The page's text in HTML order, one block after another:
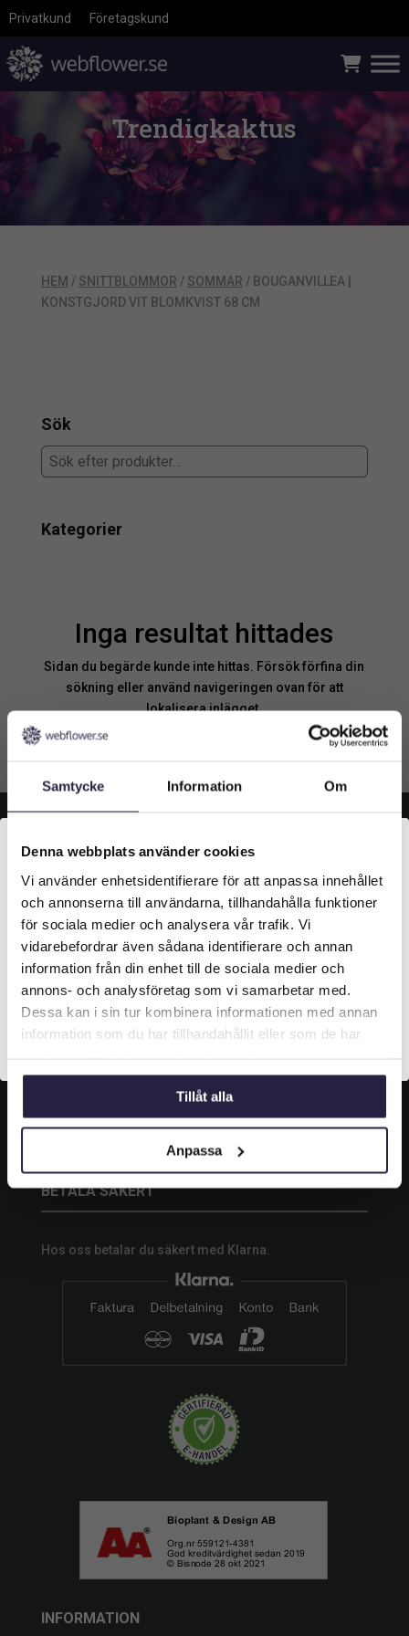
Samtycke Information Om
Denna webbplats använder cookies
Vi använder enhetsidentifierare för att anpassa innehållet
och annonserna till användarna, tillhandahålla funktioner
för sociala medier och analysera vår trafik. Vi
vidarebefordrar även sådana identifierare och annan
information från din enhet till de sociala medier och
annons- och analysföretag som vi samarbetar med.
Dessa kan i sin tur kombinera informationen med annan
information som du har tillhandahållit eller som de har
Tillåt alla
Anpassa
Privatkund Företagskund
Trendigkaktus
HEM / SNITTBLOMMOR / SOMMAR / BOUGANVILLEA |
KONSTGJORD VIT BLOMKVIST 68 CM
Sök
Kategorier
Inga resultat hittades
Sidan du begärde kunde inte hittas. Försök förfina din
sökning eller använd navigeringen ovan för att
lokalisera inlägget.

Grustagsgatan 13,
254 64 Helsingborg
 042-33 00 20
 info@webflower.se
SOCIALA MEDIER
Följ oss och gilla oss på sociala medier.
BETALA SÄKERT
Hos oss betalar du säkert med Klarna.
INFORMATION
Välkommen till Webflower
Vilken typ av kund är du? Du kan alltid justera ditt val
längst upp på sidan.
Företagskund (exkl. moms)
Privatkund (inkl. moms)